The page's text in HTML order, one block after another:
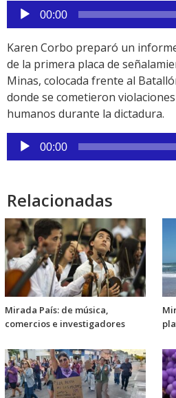
Reproductor
de
audio
00:00
Karen Corbo preparó un
de la primera placa de
Minas, colocada frente al
donde se cometieron
humanos durante la dictadura.
Reproductor
de
00:00
Relacionadas
Mirada País: de música,
comercios e investigadores